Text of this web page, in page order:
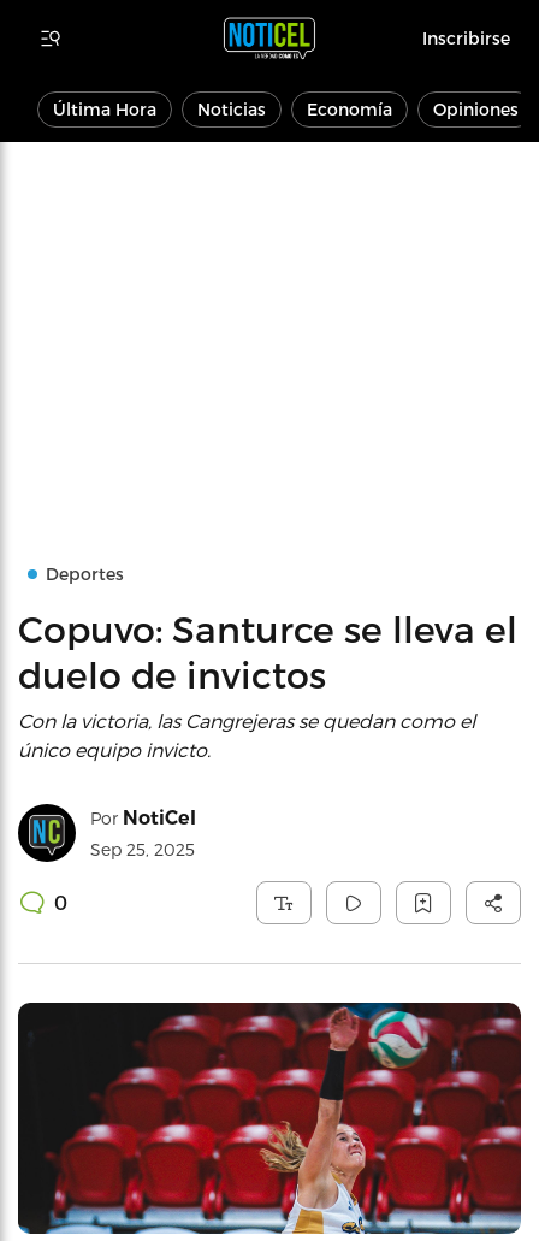
Inscribirse
Última Hora Noticias Economía Opiniones
Deportes
Copuvo: Santurce se lleva el
duelo de invictos
Con la victoria, las Cangrejeras se quedan como el
único equipo invicto.
Por NotiCel
Sep 25, 2025
0